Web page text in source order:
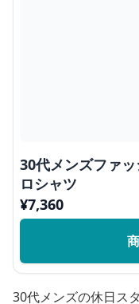
30代メンズファ
ロシャツ
¥7,360
30代メンズの休日ス